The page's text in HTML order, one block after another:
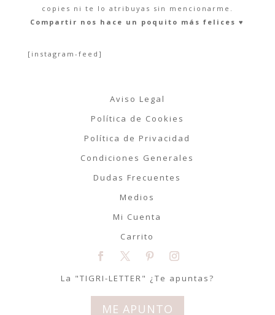
copies ni te lo atribuyas sin mencionarme.
Compartir nos hace un poquito más felices ♥︎
[instagram-feed]
Aviso Legal
Política de Cookies
Política de Privacidad
Condiciones Generales
Dudas Frecuentes
Medios
Mi Cuenta
Carrito
La "TIGRI-LETTER" ¿Te apuntas?
ME APUNTO